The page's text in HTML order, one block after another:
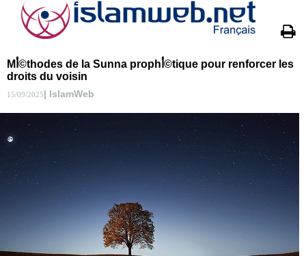
Mأ©thodes de la Sunna prophأ©tique pour renforcer les
droits du voisin
15/09/2025| IslamWeb